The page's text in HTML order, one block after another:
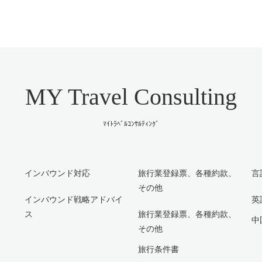
MY Travel Consulting
ﾏｲﾄﾗﾍﾞﾙｺﾝｻﾙﾃｨﾝｸﾞ
インバウンド対応
インバウンド戦略アドバイ
ス
旅行業登録票、各種約款、
その他
旅行業登録票、各種約款、
その他
旅行条件書
言
英
中